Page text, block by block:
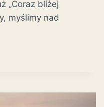
„Coraz bliżej
myślimy nad